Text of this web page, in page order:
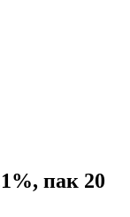
пак 20